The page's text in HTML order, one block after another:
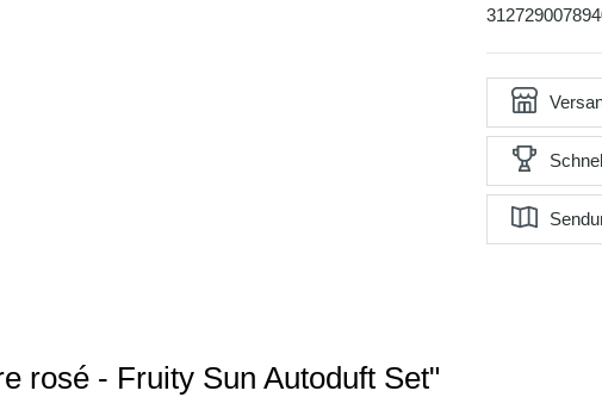
rosé - Fruity Sun Autoduft Set"